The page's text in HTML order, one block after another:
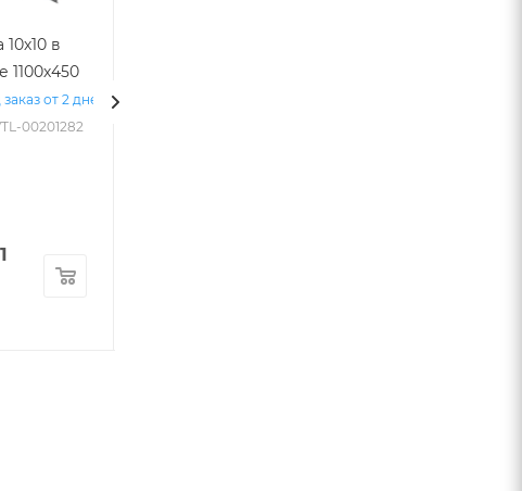
10х10 в
1100х450
от 2 дней
00201282